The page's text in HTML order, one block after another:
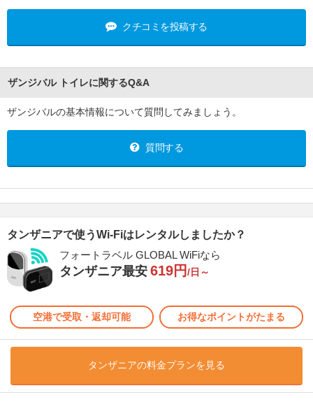
クチコミを投稿する
ザンジバル トイレに関するQ&A
ザンジバルの基本情報について質問してみましょう。
質問する
タンザニアで使うWi-Fiはレンタルしましたか？
フォートラベル GLOBAL WiFiなら
タンザニア最安 619円/日～
空港で受取・返却可能 お得なポイントがたまる
タンザニアの料金プランを見る